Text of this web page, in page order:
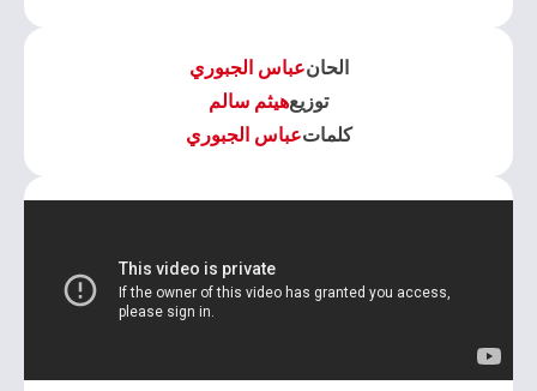
الحانعباس الجبوري
توزيعهيثم سالم
كلماتعباس الجبوري